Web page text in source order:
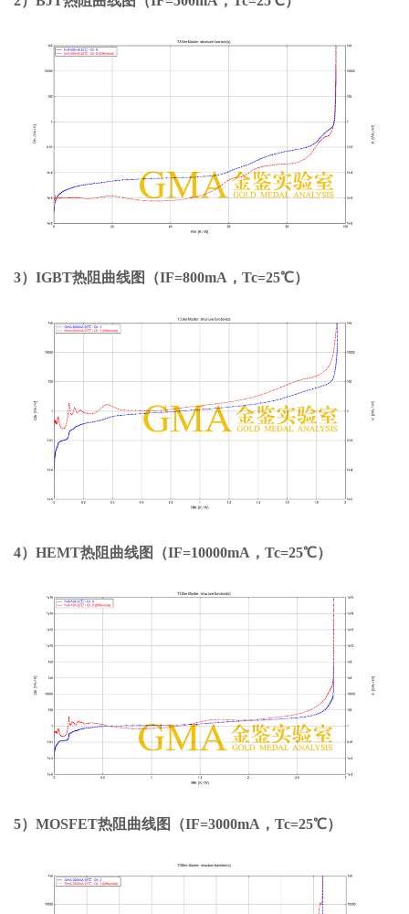
3）IGBT热阻曲线图（IF=800mA，Tc=25℃）
4）HEMT热阻曲线图（IF=10000mA，Tc=25℃）
5）MOSFET热阻曲线图（IF=3000mA，Tc=25℃）